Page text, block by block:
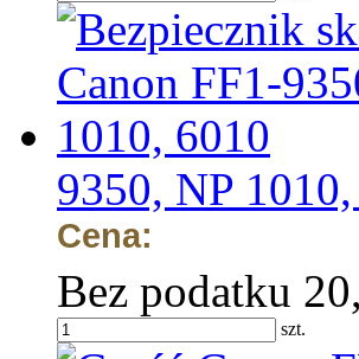
9350, NP
Cena:
Bez podatku
szt.